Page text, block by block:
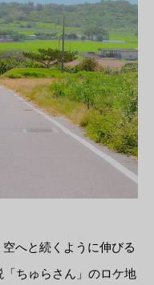
へと続くように伸びる
ちゅらさん」のロケ地